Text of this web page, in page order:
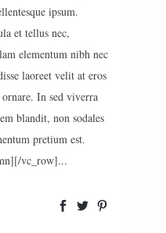
ipsum.
et tellus nec,
elementum nibh nec
laoreet velit at eros
In sed viverra
blandit, non sodales
pretium est.
vc_row]...